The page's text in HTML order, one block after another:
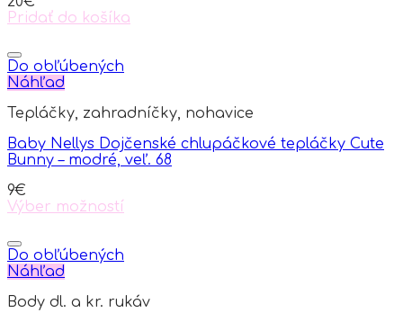
chosen
on
product
page
Pridať do košíka
Do obľúbených
Náhľad
Tepláčky, zahradníčky, nohavice
Baby Nellys Dojčenské chlupáčkové tepláčky Cute
Bunny – modré, veľ. 68
9€
Výber možností
product
has
multiple
The
Do obľúbených
Náhľad
Body dl. a kr. rukáv